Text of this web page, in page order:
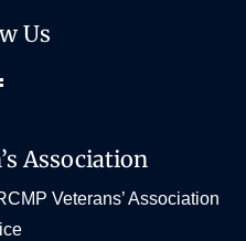
Us
Association
Veterans’ Association